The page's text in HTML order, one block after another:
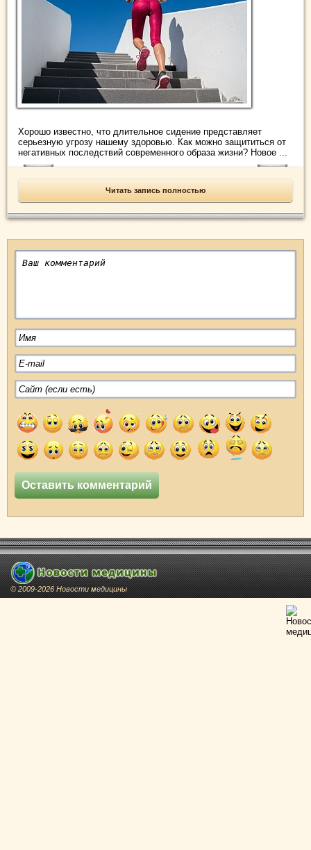
Хорошо известно, что длительное сидение представляет
серьезную угрозу нашему здоровью. Как можно защититься от
негативных последствий современного образа жизни? Новое ...
Читать запись полностью
© 2009-2026 Новости медицины